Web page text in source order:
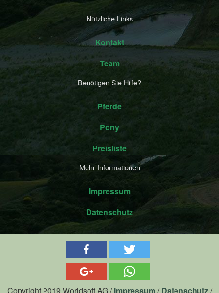
Nützliche Links
Kontakt
Team
Benötigen Sie Hilfe?
Pferde
Pony
Preisliste
Mehr Informationen
Impressum
Datenschutz
Copyright 2019 Worldsoft AG /Impressum/Datenschutz/